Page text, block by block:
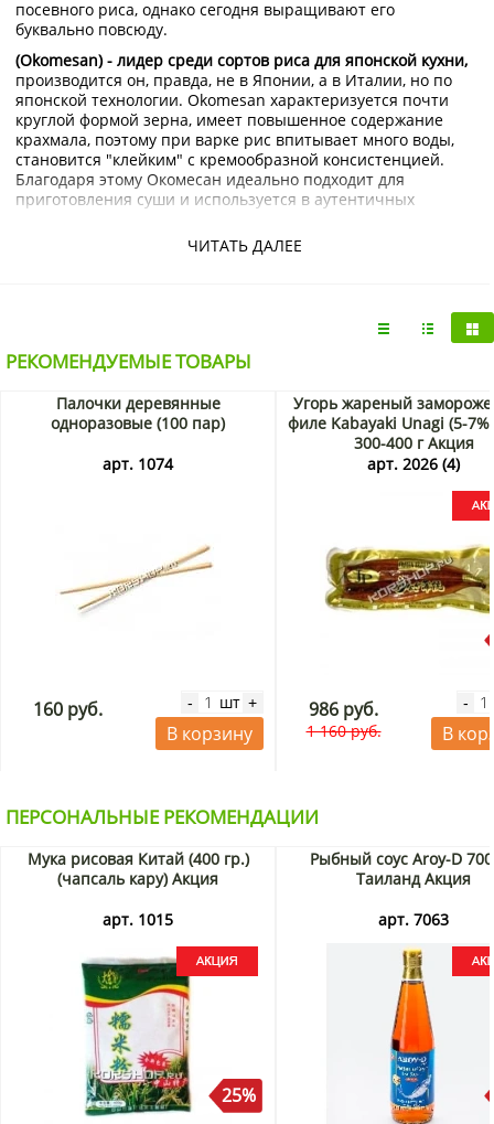
ЧИТАТЬ ДАЛЕЕ
посевного риса, однако сегодня выращивают его
буквально повсюду.
(Okomesan) - лидер среди сортов риса для японской кухни,
производится он, правда, не в Японии, а в Италии, но по
японской технологии. Okomesan характеризуется почти
круглой формой зерна, имеет повышенное содержание
крахмала, поэтому при варке рис впитывает много воды,
становится "клейким" с кремообразной консистенцией.
Благодаря этому Окомесан идеально подходит для
приготовления суши и используется в аутентичных
Рис фасуется на складе из больших мешков изображенных
Купить рис для сушиОкомесан/Okomesan с доставкой по
Москвеи Подмосковью можно в
Сформировать заказ вы можете прямо на сайте, а затем
забрать самостоятельно или заказать доставку. Мы
отправляем товары почтой и транспортной компанией.
РЕКОМЕНДУЕМЫЕ ТОВАРЫ
Палочки деревянные
одноразовые (100 пар)
арт. 1074
160 руб. - шт +
В корзину
Угорь жареный
филе Kabayaki Unagi (5-7%
300-400 г Акция
арт. 2026 (4)
986 руб.
1 160 руб.
-
В
ПЕРСОНАЛЬНЫЕ РЕКОМЕНДАЦИИ
Мука рисовая Китай (400 гр.)
(чапсаль кару) Акция
арт. 1015
25%
Рыбный соус Aroy-D
Таиланд Акция
арт. 7063